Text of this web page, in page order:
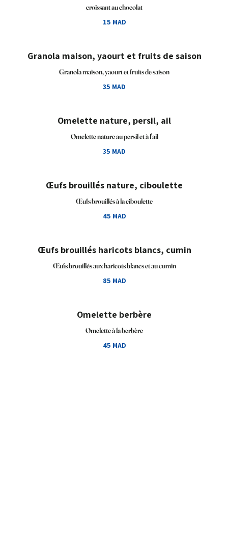
croissant au chocolat
15 MAD
Granola maison, yaourt et fruits de saison
Granola maison, yaourt et fruits de saison
35 MAD
Omelette nature, persil, ail
Omelette nature au persil et à l'ail
35 MAD
Œufs brouillés nature, ciboulette
Œufs brouillés à la ciboulette
45 MAD
Œufs brouillés haricots blancs, cumin
Œufs brouillés aux haricots blancs et au cumin
85 MAD
Omelette berbère
Omelette à la berbère
45 MAD